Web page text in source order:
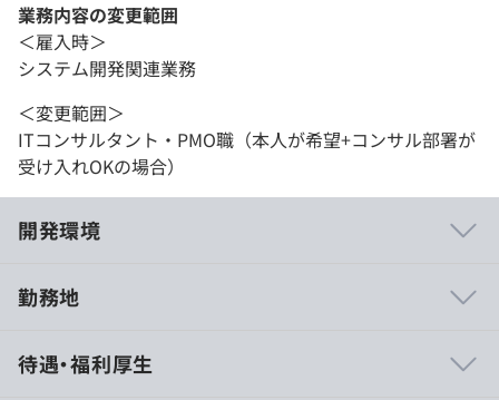
業務内容の変更範囲
＜雇入時＞
システム開発関連業務
＜変更範囲＞
ITコンサルタント・PMO職（本人が希望+コンサル部署が
受け入れOKの場合）
開発環境
全体40名弱のなか、30名弱が在籍している部署で、全員
勤務地
待遇・福利厚生